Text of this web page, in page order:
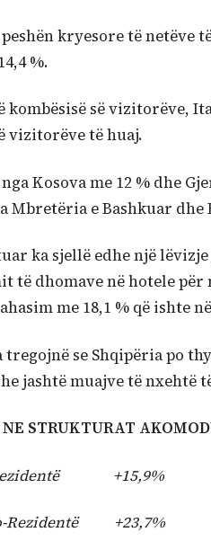
kryesore të netëve
%.
kombësisë së vizitorëve,
vizitorëve të huaj.
Kosova me 12 % dhe
Mbretëria e Bashkuar dhe
ka sjellë edhe një
të dhomave në hotele
me 18,1 % që ishte
se Shqipëria po
jashtë muajve të nxehtë
STRUKTURAT
+15,9%
Rezidentë +23,7%